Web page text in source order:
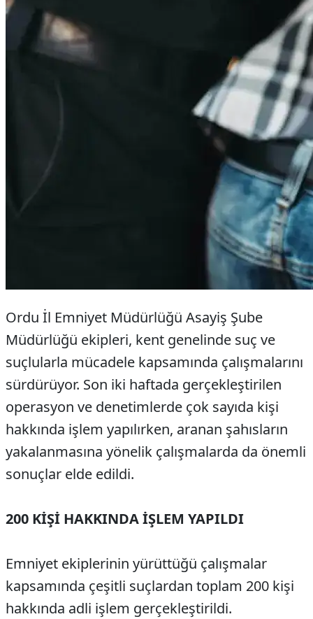
Ordu İl Emniyet Müdürlüğü Asayiş Şube
Müdürlüğü ekipleri, kent genelinde suç ve
suçlularla mücadele kapsamında çalışmalarını
sürdürüyor. Son iki haftada gerçekleştirilen
operasyon ve denetimlerde çok sayıda kişi
hakkında işlem yapılırken, aranan şahısların
yakalanmasına yönelik çalışmalarda da önemli
sonuçlar elde edildi.
200 KİŞİ HAKKINDA İŞLEM YAPILDI
Emniyet ekiplerinin yürüttüğü çalışmalar
kapsamında çeşitli suçlardan toplam 200 kişi
hakkında adli işlem gerçekleştirildi.